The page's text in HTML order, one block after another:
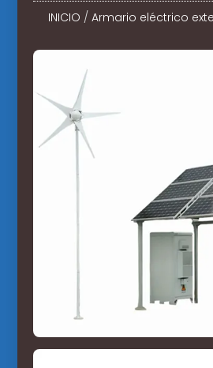
INICIO /Armario eléctrico